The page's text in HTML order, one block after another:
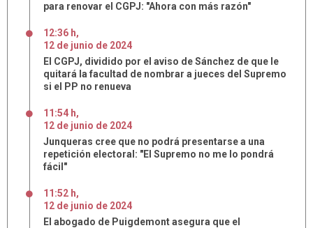
para renovar el CGPJ: "Ahora con más razón"
12:36 h,
12 de junio de 2024
El CGPJ, dividido por el aviso de Sánchez de que le
quitará la facultad de nombrar a jueces del Supremo
si el PP no renueva
11:54 h,
12 de junio de 2024
Junqueras cree que no podrá presentarse a una
repetición electoral: "El Supremo no me lo pondrá
fácil"
11:52 h,
12 de junio de 2024
El abogado de Puigdemont asegura que el